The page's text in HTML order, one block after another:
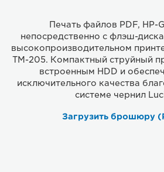
Печать файлов PDF, HP-
непосредственно с флэш-
высокопроизводительном
TM-205. Компактный струйный
встроенным HDD и
исключительного качества
системе чернил
Загрузить брошюру